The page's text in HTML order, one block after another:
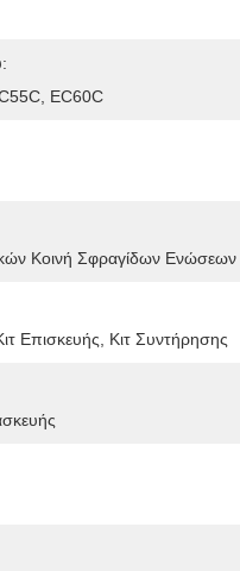
EC60C
Κοινή Σφραγίδων
Επισκευής, Κιτ Συντήρησης